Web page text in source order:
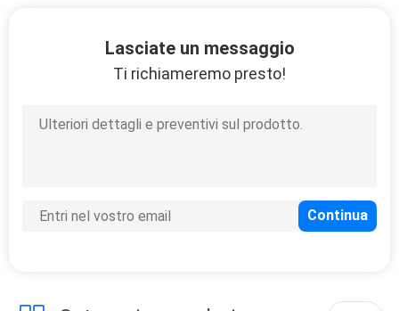
metropolitana
ABL
Lasciate un messaggio
Ti richiameremo presto!